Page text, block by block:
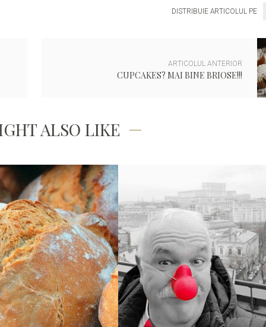
DISTRIBUIE ARTICOLUL PE
ARTICOLUL ANTERIOR
CUPCAKES? MAI BINE BRIOSE!!!
ALSO LIKE
PENTRU POFTICIOSI
DE… PAINE!
PRIN OCHII MEI
FELICITARE PENTRU
CRISTI…